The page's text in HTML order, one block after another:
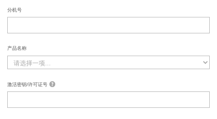
分机号
产品名称
激活密钥/许可证号